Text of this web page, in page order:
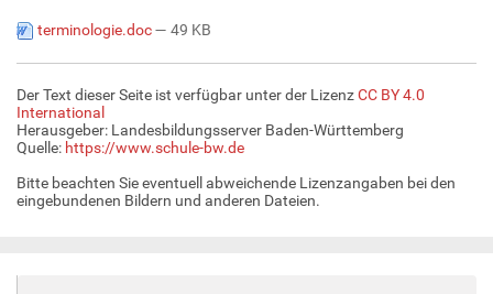
terminologie.doc— 49 KB
Der Text dieser Seite ist verfügbar unter der LizenzCC BY 4.0
International
Herausgeber: Landesbildungsserver Baden-Württemberg
Quelle: https://www.schule-bw.de
Bitte beachten Sie eventuell abweichende Lizenzangaben bei den
eingebundenen Bildern und anderen Dateien.